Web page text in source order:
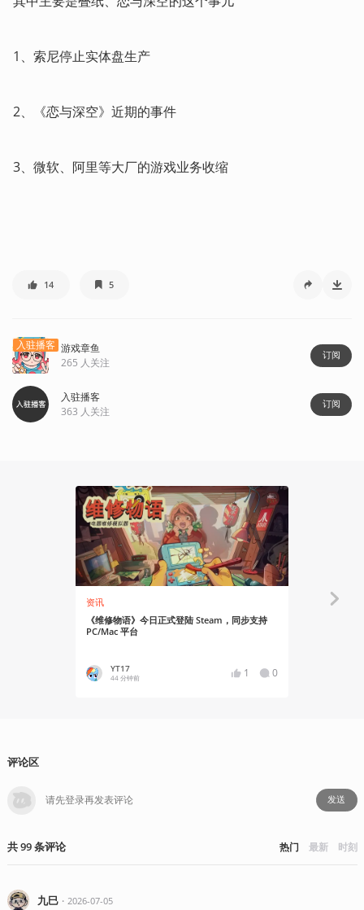
1、索尼停止实体盘生产
2、《恋与深空》近期的事件
3、微软、阿里等大厂的游戏业务收缩
14 5
入驻播客 游戏章鱼
265 人关注
订阅
入驻播客
363 人关注
订阅
资讯
《维修物语》今日正式登陆 Steam，同步支持
PC/Mac 平台
YT17
44 分钟前 1 0
评论区
发送
共99条评论 热门 最新 时刻
九巳・ 2026-07-05